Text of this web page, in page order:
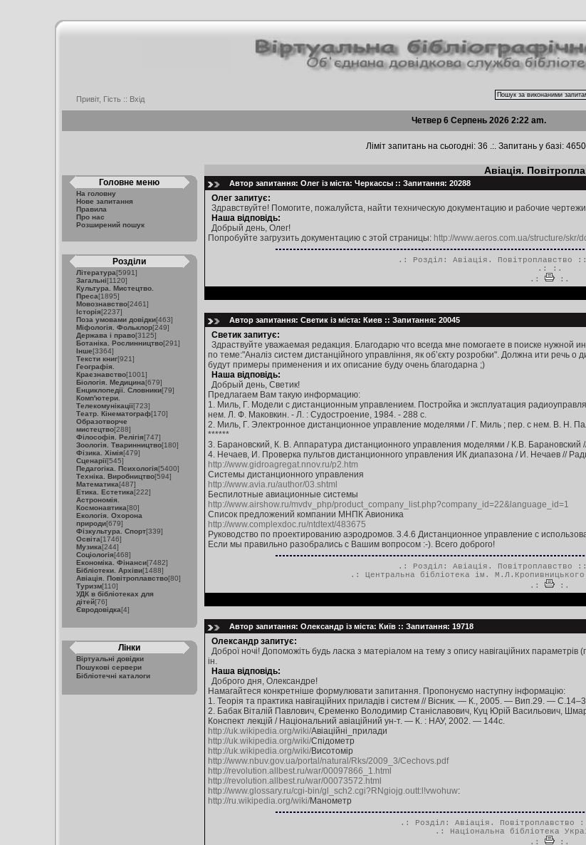
Привіт, Гість :: Вхід
Четвер 6 Серпень 2026 2:22 am.
Ліміт запитань на сьогодні: 36 .:. Запитань у базі:
Головне меню
На головну
Нове запитання
Правила
Про нас
Розширений пошук
Розділи
Література[5991]
Загальні[1120]
Культура. Мистецтво.
Преса[1895]
Мовознавство[2461]
Історія[2237]
Поза умовами довідки[463]
Міфологія. Фольклор[249]
Держава і право[3125]
Ботаніка. Рослинництво[291]
Інше[3364]
Тексти книг[921]
Географія.
Краєзнавство[1001]
Біологія. Медицина[679]
Енциклопедії. Словники[79]
Комп'ютери.
Телекомунікації[723]
Театр. Кінематограф[170]
Образотворче
мистецтво[288]
Філософія. Релігія[747]
Зоологія. Тваринництво[180]
Фізика. Хімія[479]
Сценарії[545]
Педагогіка. Психологія[5400]
Техніка. Виробництво[594]
Математика[487]
Етика. Естетика[222]
Астрономія.
Космонавтика[80]
Екологія. Охорона
природи[679]
Фізкультура. Спорт[339]
Освіта[1746]
Музика[244]
Соціологія[468]
Економіка. Фінанси[7482]
Бібліотеки. Архіви[1488]
Авіація. Повітроплавство[80]
Туризм[110]
УДК в бібліотеках для
дітей[76]
Євродовідка[4]
Лінки
Віртуальні довідки
Пошукові сервери
Бібліотечні каталоги
Авіація.
Автор запитання: Олег із міста: Черкассы :: Запитання: 20288
Олег запитує:
Здравствуйте! Помогите, пожалуйста, найти техническую документацию и рабочие
Наша відповідь:
Добрый день, Олег!
Попробуйте загрузить документацию с этой страницы: http://www.aeros.com.ua/structure/skr/
.: Розділ: Авіація. Повітроплавство ::
.:
:.
.:
:.
Автор запитання: Светик із міста: Киев :: Запитання: 20045
Светик запитує:
Здраствуйте уважаемая редакция. Благодарю что всегда мне помогаете в поиске
по теме:"Аналіз систем дистанційного управління, як об’єкту розробки". Должна ити речь
будут примеры применения и их описание буду очень благодарна ;)
Наша відповідь:
Добрый день, Светик!
Предлагаем Вам такую информацию:
1. Миль, Г. Модели с дистанционным управлением. Постройка и эксплуатация
нем. Л. Ф. Маковкин. - Л. : Судостроение, 1984. - 288 с.
2. Миль, Г. Электронное дистанционное управление моделями / Г. Миль ; пер. с нем. В. Н.
******
3. Барановский, К. В. Аппаратура дистанционного управления моделями / К.В. Барановский
4. Нечаев, И. Проверка пультов дистанционного управления ИК диапазона / И. Нечаев //
http://www.gidroagregat.nnov.ru/p2.htm
Системы дистанционного управления
http://www.avia.ru/author/03.shtml
Беспилотные авиационные системы
http://www.airshow.ru/mvdv_php/product_company_list.php?company_id=22&language_id=1
Список предложений компании МНПК Авионика
http://www.complexdoc.ru/ntdtext/483675
Руководство по проектированию аэродромов. 3.4.6 Дистанционное управление с
Если мы правильно разобрались с Вашим вопросом :-). Всего доброго!
.: Розділ: Авіація. Повітроплавство ::
.: Центральна бібліотека ім.
.:
:.
Автор запитання: Олександр із міста: Київ :: Запитання: 19718
Олександр запитує:
Доброї ночі! Допоможіть будь ласка з матеріалом на тему з опису навігаційних параметрів
ін.
Наша відповідь:
Доброго дня, Олександре!
Намагайтеся конкретніше формулювати запитання. Пропонуємо наступну інформацію:
1. Теорія та практика навігаційних приладів і систем // Вісник. — К., 2005. — Вип.29. —
2. Бабак Віталій Павлович, Єременко Володимир Станіславович, Куц Юрій Васильович,
Конспект лекцій / Національний авіаційний ун-т. — К. : НАУ, 2002. — 144с.
http://uk.wikipedia.org/wiki/Авіаційні_прилади
http://uk.wikipedia.org/wiki/Спідометр
http://uk.wikipedia.org/wiki/Висотомір
http://www.nbuv.gov.ua/portal/natural/Rks/2009_3/Cechovs.pdf
http://revolution.allbest.ru/war/00097866_1.html
http://revolution.allbest.ru/war/00073572.html
http://www.glossary.ru/cgi-bin/gl_sch2.cgi?RNgiojg.outt:l!vwohuw:
http://ru.wikipedia.org/wiki/Манометр
.: Розділ: Авіація. Повітроплавство
.: Національна бібліотека
.:
:.